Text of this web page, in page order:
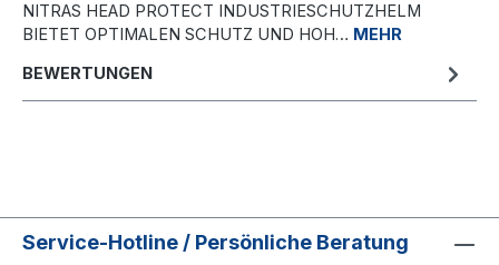
NITRAS HEAD PROTECT INDUSTRIESCHUTZHELM
BIETET OPTIMALEN SCHUTZ UND HOH… MEHR
BEWERTUNGEN
Service-Hotline / Persönliche Beratung